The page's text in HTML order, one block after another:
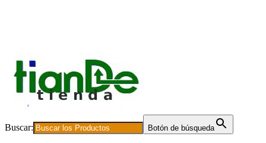
Buscar: Botón de búsqueda